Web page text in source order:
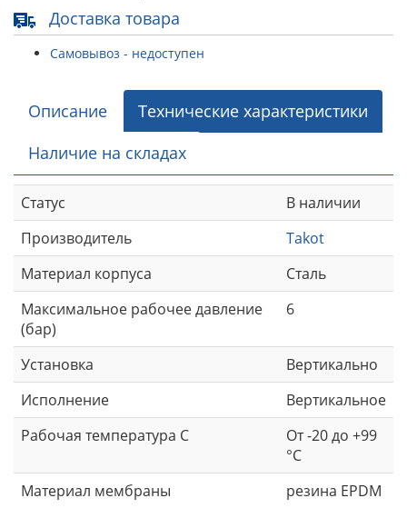
Доставка товара
Самовывоз - недоступен
Описание
Технические характеристики
Наличие на складах
Статус
В наличии
Производитель
Takot
Материал корпуса
Сталь
Максимальное рабочее давление
(бар)
6
Установка
Вертикально
Исполнение
Вертикальное
Рабочая температура С
От -20 до +99
°С
Материал мембраны
резина EPDM